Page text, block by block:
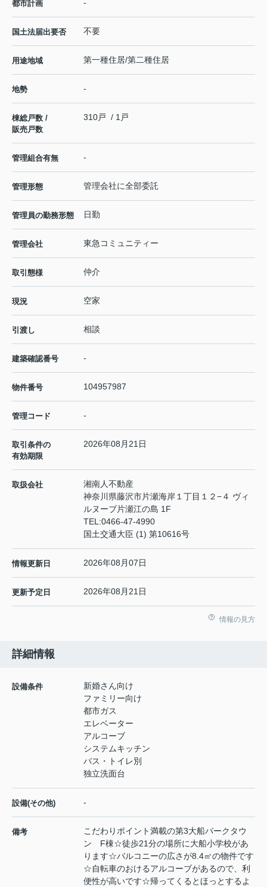
都市計画 -
国土法届出要否 不要
用途地域 第一種住居/第二種住居
地勢 -
棟総戸数 /
販売戸数
310戸 / 1戸
管理組合有無 -
管理形態 管理会社に全部委託
管理員の勤務形態 日勤
管理会社 東急コミュニティー
取引態様 仲介
現況 空家
引渡し 相談
建築確認番号 -
物件番号 104957987
管理コード -
取引条件の
有効期限
2026年08月21日
取扱会社
湘南人不動産
神奈川県藤沢市片瀬海岸１丁目１２−４ ヴィ
ルヌーブ片瀬江の島 1F
TEL:0466-47-4990
国土交通大臣 (1) 第10616号
情報更新日 2026年08月07日
更新予定日 2026年08月21日
情報の見方
詳細情報
設備条件
新婚さん向け
ファミリー向け
都市ガス
エレベーター
アルコーブ
システムキッチン
バス・トイレ別
独立洗面台
設備(その他) -
備考
こだわりポイント満載の第3大船パークタウ
ン F棟☆徒歩21分の場所に大船小学校があ
ります☆バルコニーの広さが8.4㎡の物件です
☆自転車のおけるアルコーブがあるので、利
便性が高いです☆帰ってくるとほっとするよ